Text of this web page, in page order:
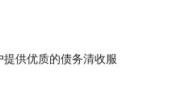
供优质的债务清收服